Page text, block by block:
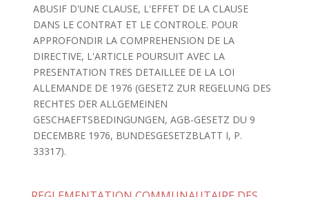
ABUSIF D'UNE CLAUSE, L'EFFET DE LA CLAUSE
DANS LE CONTRAT ET LE CONTROLE. POUR
APPROFONDIR LA COMPREHENSION DE LA
DIRECTIVE, L'ARTICLE POURSUIT AVEC LA
PRESENTATION TRES DETAILLEE DE LA LOI
ALLEMANDE DE 1976 (GESETZ ZUR REGELUNG DES
RECHTES DER ALLGEMEINEN
GESCHAEFTSBEDINGUNGEN, AGB-GESETZ DU 9
DECEMBRE 1976, BUNDESGESETZBLATT I, P.
33317).